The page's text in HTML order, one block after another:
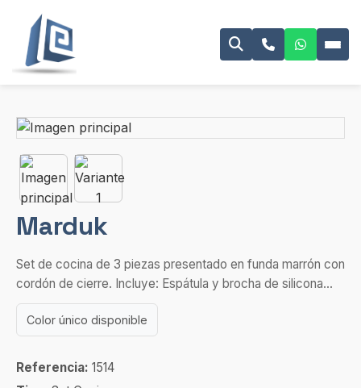
Marduk
Set de cocina de 3 piezas presentado en funda marrón con
cordón de cierre. Incluye: Espátula y brocha de silicona...
Color único disponible
Referencia: 1514